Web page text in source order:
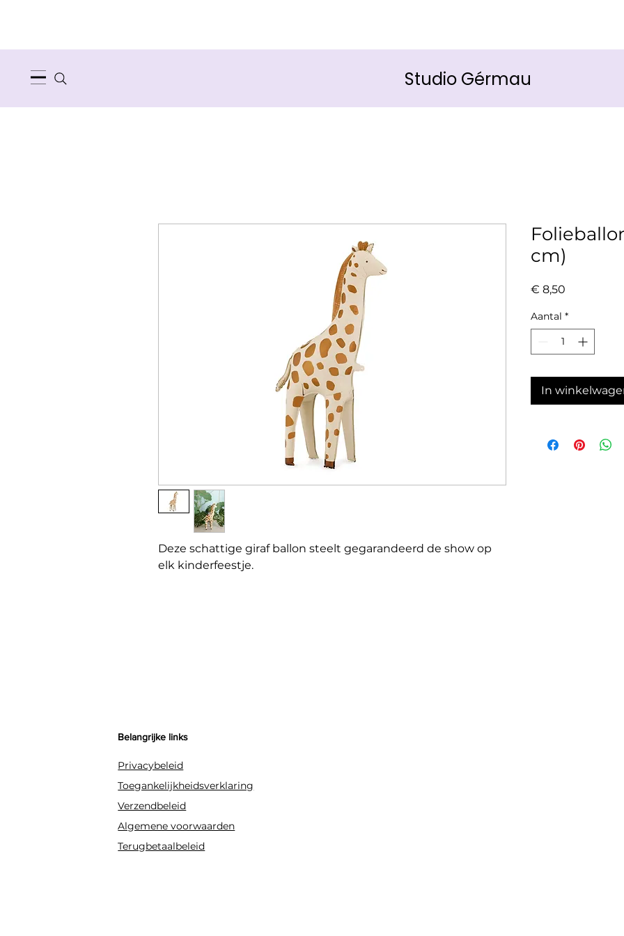
Studio Gérmau
Deze schattige giraf ballon steelt gegarandeerd de show op
elk kinderfeestje.
cm)
€ 8,50
Aantal *
In
Belangrijke links
Privacybeleid
Toegankelijkheidsverklaring
Verzendbeleid
Algemene voorwaarden
Terugbetaalbeleid